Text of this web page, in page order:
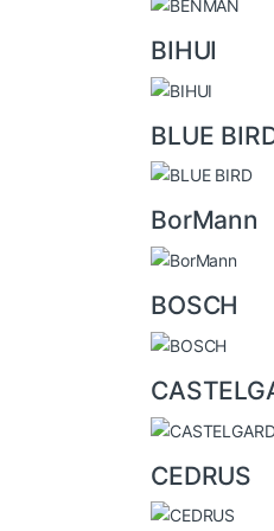
BIHUI
BLUE
BorMann
BOSCH
CEDRUS